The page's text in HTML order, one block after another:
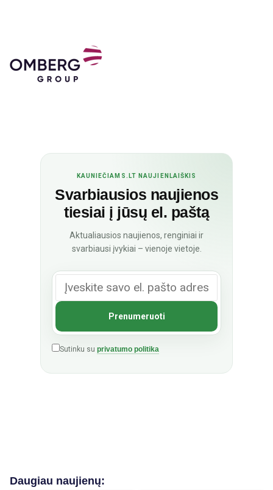
KAUNIEČIAMS.LT NAUJIENLAIŠKIS
Svarbiausios naujienos
tiesiai į jūsų el. paštą
Aktualiausios naujienos, renginiai ir
svarbiausi įvykiai – vienoje vietoje.
Sutinku su privatumo politika
Daugiau naujienų: